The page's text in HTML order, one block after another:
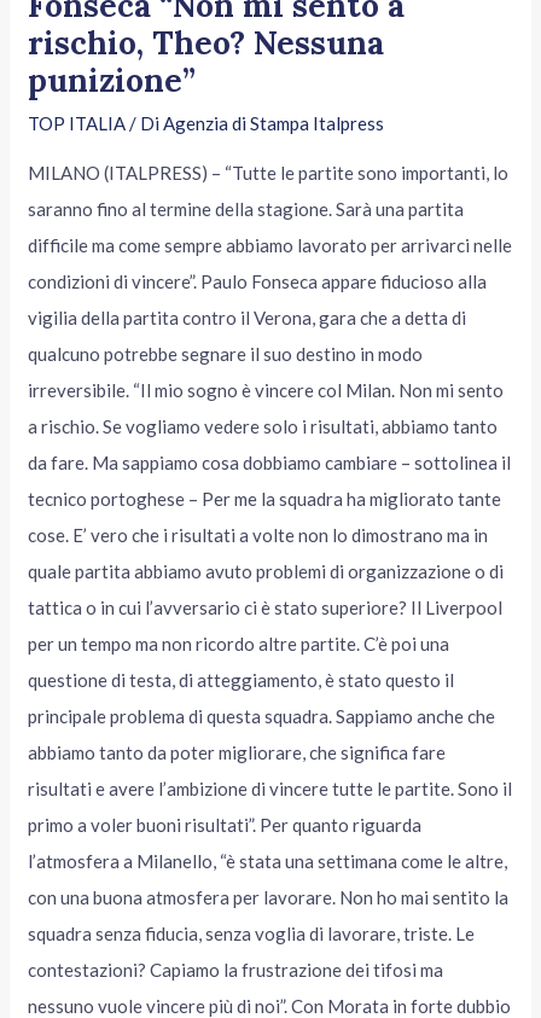
rischio, Theo? Nessuna
punizione”
TOP ITALIA/ DiAgenzia di Stampa Italpress
MILANO (ITALPRESS) – “Tutte le partite sono importanti, lo
saranno fino al termine della stagione. Sarà una partita
difficile ma come sempre abbiamo lavorato per arrivarci nelle
condizioni di vincere”. Paulo Fonseca appare fiducioso alla
vigilia della partita contro il Verona, gara che a detta di
qualcuno potrebbe segnare il suo destino in modo
irreversibile. “Il mio sogno è vincere col Milan. Non mi sento
a rischio. Se vogliamo vedere solo i risultati, abbiamo tanto
da fare. Ma sappiamo cosa dobbiamo cambiare – sottolinea il
tecnico portoghese – Per me la squadra ha migliorato tante
cose. E’ vero che i risultati a volte non lo dimostrano ma in
quale partita abbiamo avuto problemi di organizzazione o di
tattica o in cui l’avversario ci è stato superiore? Il Liverpool
per un tempo ma non ricordo altre partite. C’è poi una
questione di testa, di atteggiamento, è stato questo il
principale problema di questa squadra. Sappiamo anche che
abbiamo tanto da poter migliorare, che significa fare
risultati e avere l’ambizione di vincere tutte le partite. Sono il
primo a voler buoni risultati”. Per quanto riguarda
l’atmosfera a Milanello, “è stata una settimana come le altre,
con una buona atmosfera per lavorare. Non ho mai sentito la
squadra senza fiducia, senza voglia di lavorare, triste. Le
contestazioni? Capiamo la frustrazione dei tifosi ma
nessuno vuole vincere più di noi”. Con Morata in forte dubbio